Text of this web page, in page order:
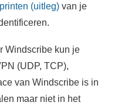
(uitleg)van je
Windscribe kun je
(UDP, TCP),
van Windscribe is in
maar niet in het